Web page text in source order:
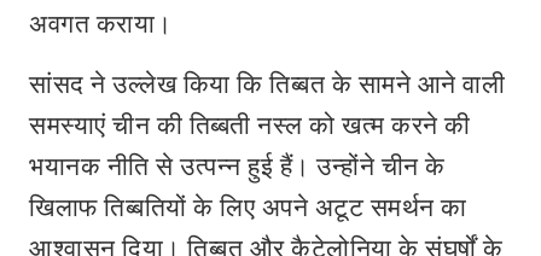
अवगत कराया।
सांसद ने उल्लेख किया कि तिब्बत के सामने आने वाली
समस्याएं चीन की तिब्बती नस्‍ल को खत्म करने की
भयानक नीति से उत्पन्न हुई हैं। उन्‍होंने चीन के
खिलाफ तिब्बतियों के लिए अपने अटूट समर्थन का
आश्वासन दिया। तिब्बत और कैटेलोनिया के संघर्षों के